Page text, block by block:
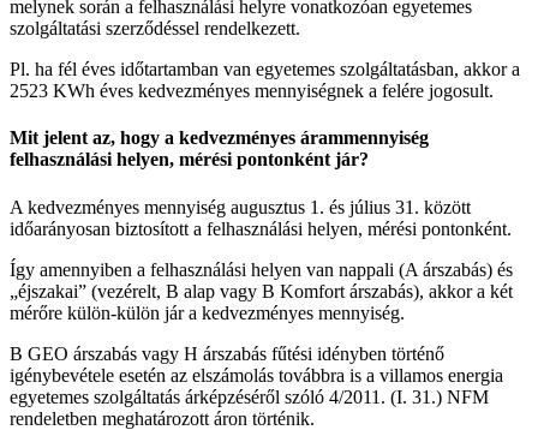
melynek során a felhasználási helyre vonatkozóan egyetemes
szolgáltatási szerződéssel rendelkezett.
Pl. ha fél éves időtartamban van egyetemes szolgáltatásban, akkor a
2523 KWh éves kedvezményes mennyiségnek a felére jogosult.
Mit jelent az, hogy a kedvezményes árammennyiség
felhasználási helyen, mérési pontonként jár?
A kedvezményes mennyiség augusztus 1. és július 31. között
időarányosan biztosított a felhasználási helyen, mérési pontonként.
Így amennyiben a felhasználási helyen van nappali (A árszabás) és
„éjszakai” (vezérelt, B alap vagy B Komfort árszabás), akkor a két
mérőre külön-külön jár a kedvezményes mennyiség.
B GEO árszabás vagy H árszabás fűtési idényben történő
igénybevétele esetén az elszámolás továbbra is a villamos energia
egyetemes szolgáltatás árképzéséről szóló 4/2011. (I. 31.) NFM
rendeletben meghatározott áron történik.